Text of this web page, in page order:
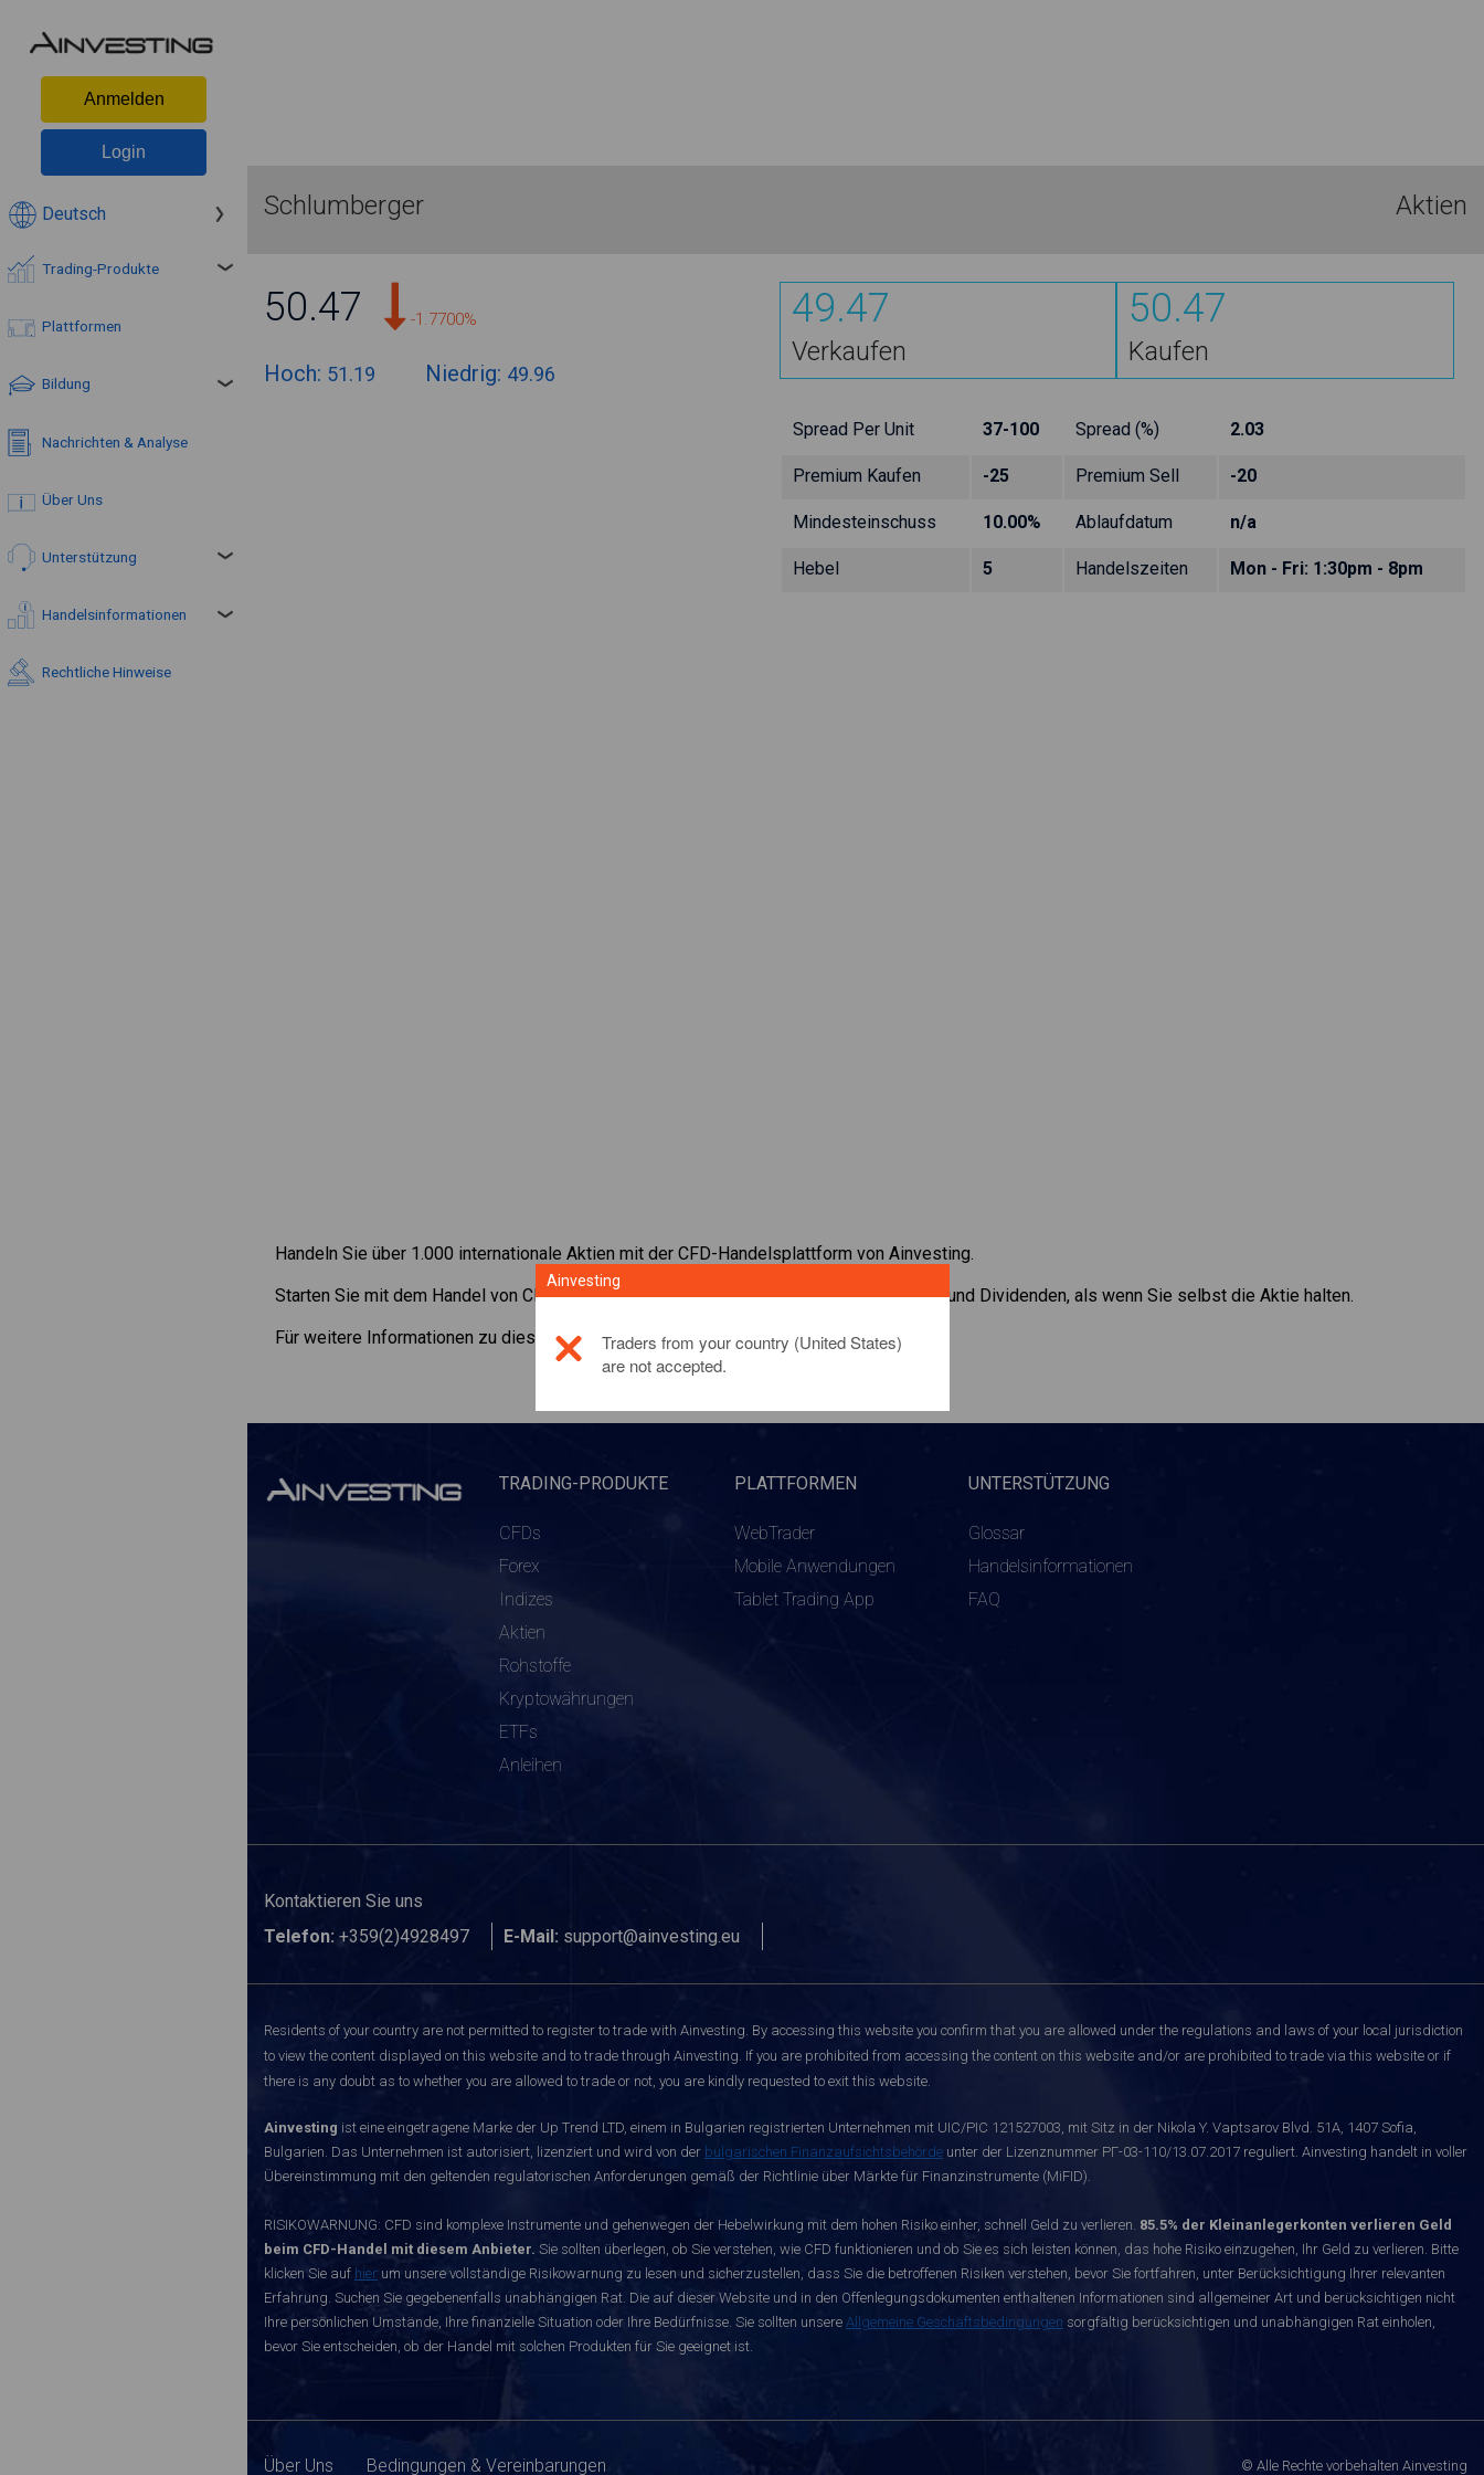
Anmelden
Login
Deutsch
Trading-Produkte
Plattformen
Bildung
Nachrichten & Analyse
Über Uns
Unterstützung
Handelsinformationen
Rechtliche Hinweise
Schlumberger Aktien
50.47 -1.7700%
Hoch: 51.19 Niedrig: 49.96
49.47
Verkaufen
50.47
Kaufen
Spread Per Unit 37-100 Spread (%) 2.03
Premium Kaufen -25 Premium Sell -20
Mindesteinschuss 10.00% Ablaufdatum n/a
Hebel 5 Handelszeiten Mon - Fri: 1:30pm - 8pm
Handeln Sie über 1.000 internationale Aktien mit der CFD-Handelsplattform von Ainvesting.
Starten Sie mit dem Handel von CFDs aufSchlumberger. Erhalten Sie Echtzeit-Preise und Dividenden, als wenn Sie selbst die Aktie halten.
Für weitere Informationen zu diesem Anlageprodukt,klicken Sie hier
TRADING-PRODUKTE
CFDs
Forex
Indizes
Aktien
Rohstoffe
Kryptowährungen
ETFs
Anleihen
PLATTFORMEN
WebTrader
Mobile Anwendungen
Tablet Trading App
UNTERSTÜTZUNG
Glossar
Handelsinformationen
FAQ
Kontaktieren Sie uns
Telefon: +359(2)4928497 E-Mail: support@ainvesting.eu
Residents of your country are not permitted to register to trade with Ainvesting. By accessing this website you confirm that you are allowed under the regulations and laws of your local jurisdiction
to view the content displayed on this website and to trade through Ainvesting. If you are prohibited from accessing the content on this website and/or are prohibited to trade via this website or if
there is any doubt as to whether you are allowed to trade or not, you are kindly requested to exit this website.
Ainvesting ist eine eingetragene Marke der Up Trend LTD, einem in Bulgarien registrierten Unternehmen mit UIC/PIC 121527003, mit Sitz in der Nikola Y. Vaptsarov Blvd. 51A, 1407 Sofia,
Bulgarien. Das Unternehmen ist autorisiert, lizenziert und wird von der bulgarischen Finanzaufsichtsbehörde unter der Lizenznummer РГ-03-110/13.07.2017 reguliert. Ainvesting handelt in voller
Übereinstimmung mit den geltenden regulatorischen Anforderungen gemäß der Richtlinie über Märkte für Finanzinstrumente (MiFID).
RISIKOWARNUNG: CFD sind komplexe Instrumente und gehenwegen der Hebelwirkung mit dem hohen Risiko einher, schnell Geld zu verlieren. 85.5% der Kleinanlegerkonten verlieren Geld
beim CFD-Handel mit diesem Anbieter. Sie sollten überlegen, ob Sie verstehen, wie CFD funktionieren und ob Sie es sich leisten können, das hohe Risiko einzugehen, Ihr Geld zu verlieren. Bitte
klicken Sie auf hier um unsere vollständige Risikowarnung zu lesen und sicherzustellen, dass Sie die betroffenen Risiken verstehen, bevor Sie fortfahren, unter Berücksichtigung Ihrer relevanten
Erfahrung. Suchen Sie gegebenenfalls unabhängigen Rat. Die auf dieser Website und in den Offenlegungsdokumenten enthaltenen Informationen sind allgemeiner Art und berücksichtigen nicht
Ihre persönlichen Umstände, Ihre finanzielle Situation oder Ihre Bedürfnisse. Sie sollten unsere Allgemeine Geschäftsbedingungen sorgfältig berücksichtigen und unabhängigen Rat einholen,
bevor Sie entscheiden, ob der Handel mit solchen Produkten für Sie geeignet ist.
Über Uns Bedingungen & Vereinbarungen © Alle Rechte vorbehalten Ainvesting
Ainvesting
Traders from your country (United States)
are not accepted.